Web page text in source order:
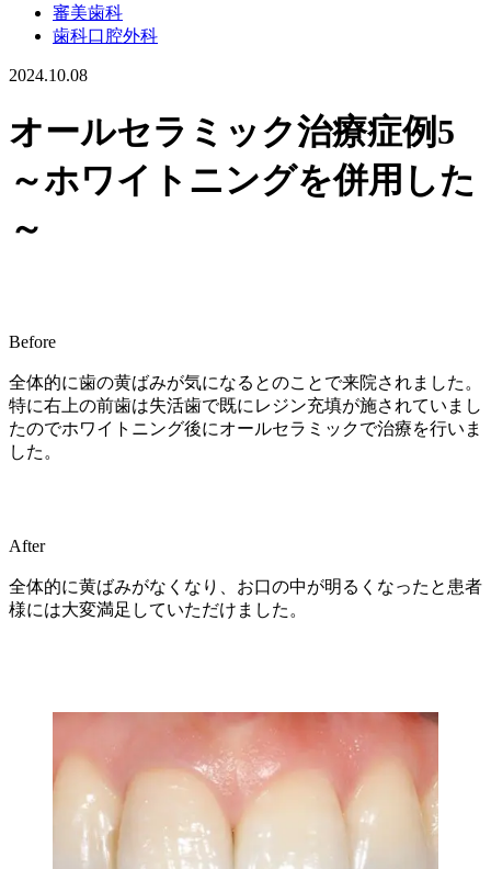
審美歯科
歯科口腔外科
2024.10.08
オールセラミック治療症例5
～ホワイトニングを併用した
～
Before
全体的に歯の黄ばみが気になるとのことで来院されました。
特に右上の前歯は失活歯で既にレジン充填が施されていまし
たのでホワイトニング後にオールセラミックで治療を行いま
した。
After
全体的に黄ばみがなくなり、お口の中が明るくなったと患者
様には大変満足していただけました。